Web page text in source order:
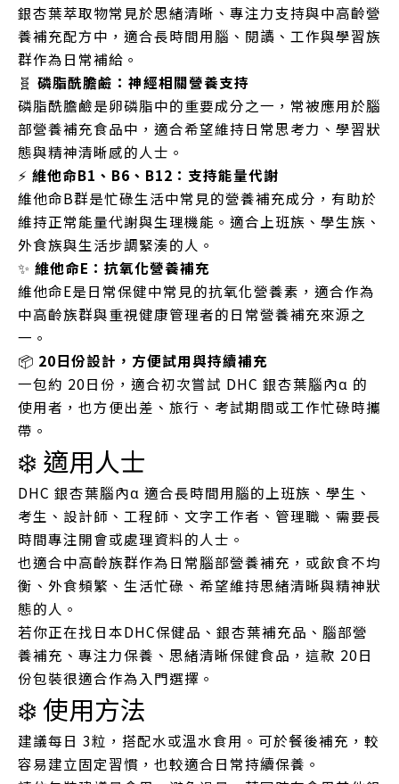
銀杏葉萃取物常見於思緒清晰、專注力支持與中高齡營
養補充配方中，適合長時間用腦、閱讀、工作與學習族
群作為日常補給。
🧬 磷脂酰膽鹼：神經相關營養支持
磷脂酰膽鹼是卵磷脂中的重要成分之一，常被應用於腦
部營養補充食品中，適合希望維持日常思考力、學習狀
態與精神清晰感的人士。
⚡ 維他命B1、B6、B12：支持能量代謝
維他命B群是忙碌生活中常見的營養補充成分，有助於
維持正常能量代謝與生理機能。適合上班族、學生族、
外食族與生活步調緊湊的人。
✨ 維他命E：抗氧化營養補充
維他命E是日常保健中常見的抗氧化營養素，適合作為
中高齡族群與重視健康管理者的日常營養補充來源之
一。
📦 20日份設計，方便試用與持續補充
一包約 20日份，適合初次嘗試 DHC 銀杏葉腦內α 的
使用者，也方便出差、旅行、考試期間或工作忙碌時攜
帶。
❄️ 適用人士
DHC 銀杏葉腦內α 適合長時間用腦的上班族、學生、
考生、設計師、工程師、文字工作者、管理職、需要長
時間專注開會或處理資料的人士。
也適合中高齡族群作為日常腦部營養補充，或飲食不均
衡、外食頻繁、生活忙碌、希望維持思緒清晰與精神狀
態的人。
若你正在找日本DHC保健品、銀杏葉補充品、腦部營
養補充、專注力保養、思緒清晰保健食品，這款 20日
份包裝很適合作為入門選擇。
❄️ 使用方法
建議每日 3粒，搭配水或溫水食用。可於餐後補充，較
容易建立固定習慣，也較適合日常持續保養。